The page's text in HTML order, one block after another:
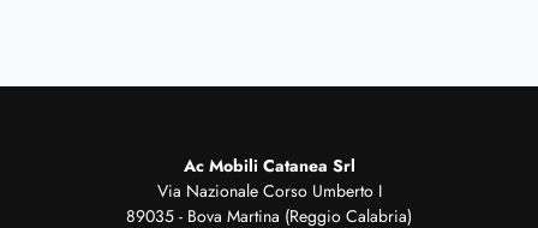
Ac Mobili Catanea Srl
Via Nazionale Corso Umberto I
89035 - Bova Martina (Reggio Calabria)